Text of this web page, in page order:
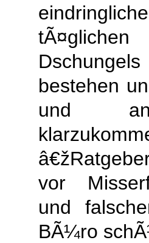
bestehen
und
vor
und
BÃ¼ro